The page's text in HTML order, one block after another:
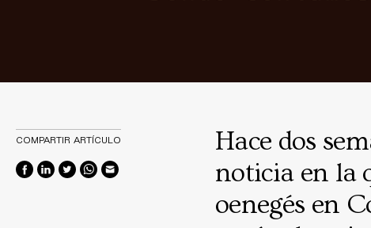
Hace dos
noticia en la
oenegés en
COMPARTIR ARTÍCULO